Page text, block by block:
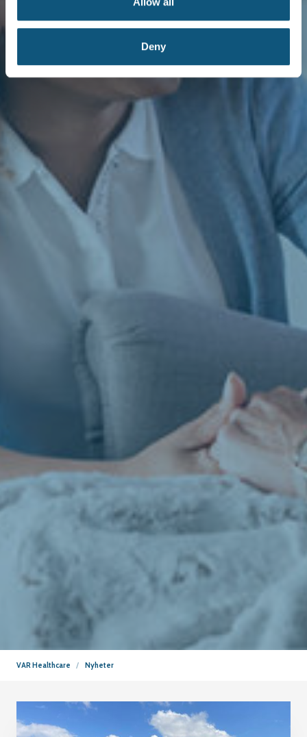
Deny
VAR Healthcare Nyheter